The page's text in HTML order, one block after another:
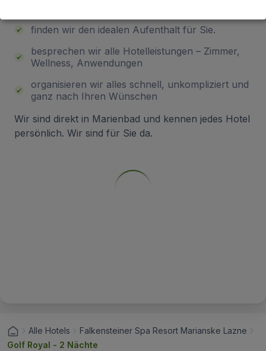
finden wir den idealen Aufenthalt für Sie.
besprechen wir alle Hotelleistungen – Zimmer,
Wellness, Anwendungen
organisieren wir alles schnell, unkompliziert und
ganz nach Ihren Wünschen
Wir sind direkt in Marienbad und kennen jedes Hotel
persönlich. Wir sind für Sie da.
Alle Hotels
Falkensteiner Spa Resort Marianske Lazne
Golf Royal - 2 Nächte